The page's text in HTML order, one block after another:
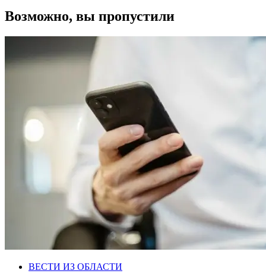
Возможно, вы пропустили
ВЕСТИ ИЗ ОБЛАСТИ